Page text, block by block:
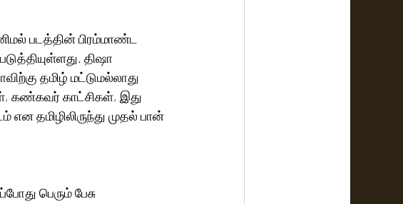
படத்தின் பிரம்மாண்ட
திஷா
தமிழ் மட்டுமல்லாது
கண்கவர் காட்சிகள், இது
தமிழிலிருந்து முதல் பான்
பெரும் பேசு